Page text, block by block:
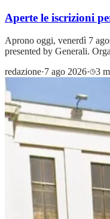
Aperte le iscrizioni
Aprono oggi, venerdì 7
presented by Generali.
redazione·7 ago 2026· 3